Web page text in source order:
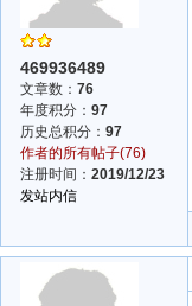
469936489
文章数： 76
年度积分： 97
历史总积分： 97
作者的所有帖子(76)
注册时间： 2019/12/23
发站内信